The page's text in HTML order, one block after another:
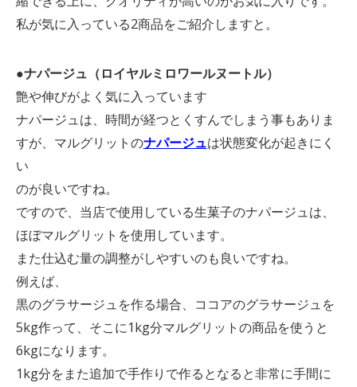
私が気に入っている2商品をご紹介しますと。
●ナパージュ（ロイヤルミロワールヌートル）
艶や伸びがよく気に入っています
ナパージュは、時間が経つとくすんでしまう事もありま
すが、マルグリットのナパージュは状態変化が起きにく
い
のが良いですね。
ですので、当店で使用している生菓子のナパージュは、
ほぼマルグリットを使用しています。
また仕込む量の調整がしやすいのも良いですね。
例えば、
黒のグラサージュを作る場合、ココアのグラサージュを
5kg作って、そこに1kg分マルグリットの商品を使うと
6kgになります。
1kg分をまた追加で手作りで作るとなると非常に手間に